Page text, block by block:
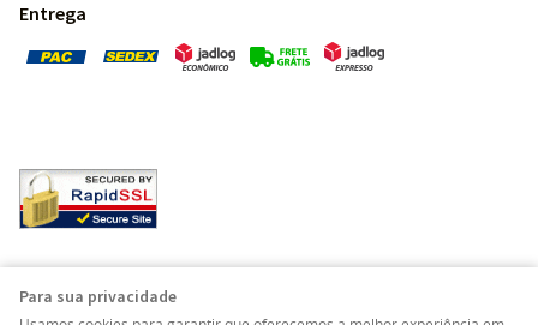
Entrega
Para sua privacidade